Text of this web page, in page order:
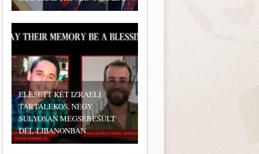
ELESETT KÉT IZRAELI
TARTALÉKOS, NÉGY
SÚLYOSAN MEGSEBESÜLT
DÉL-LIBANONBAN